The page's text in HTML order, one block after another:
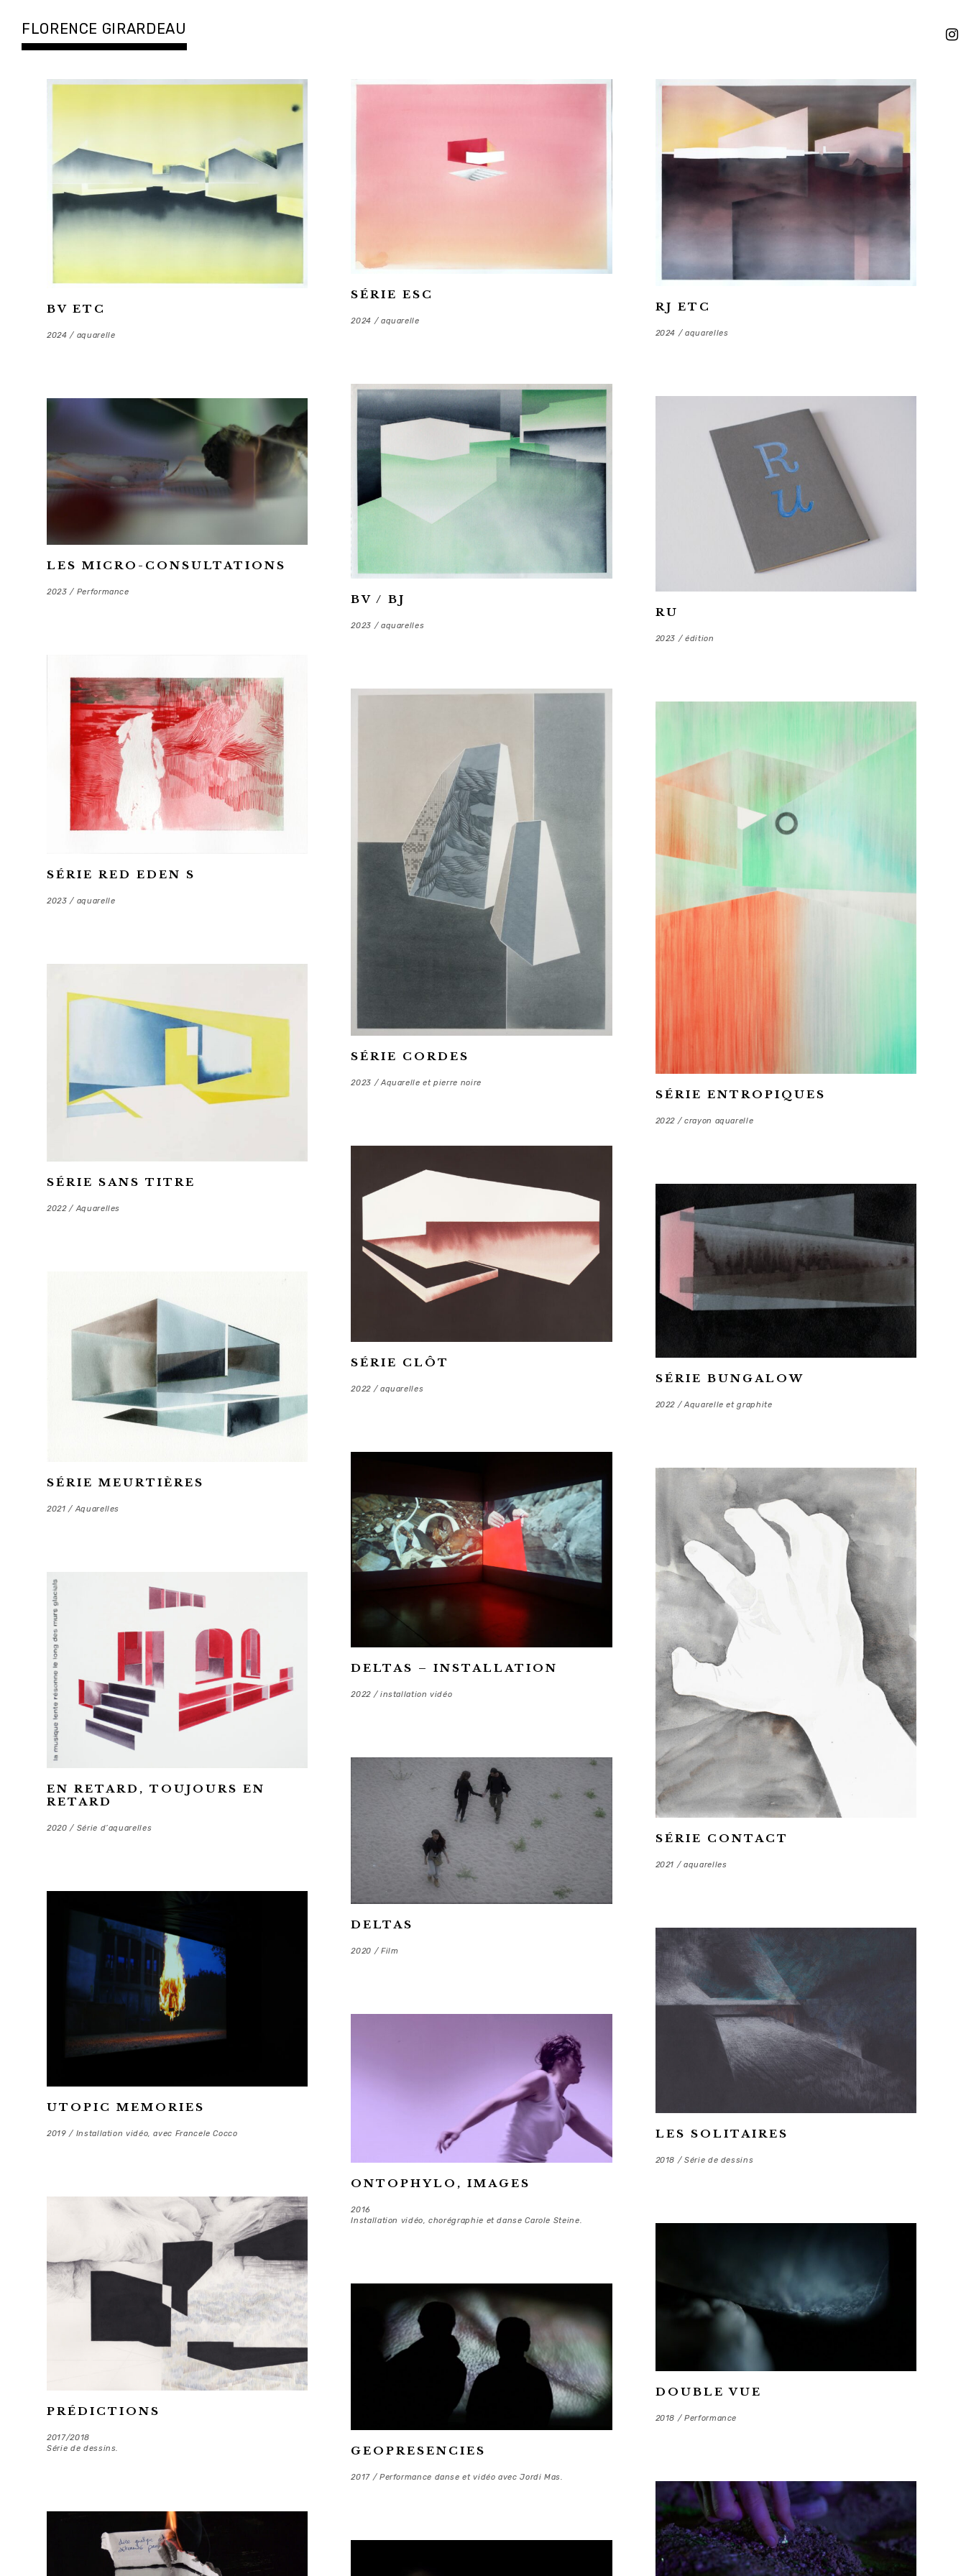
contenu
principal
FLORENCE GIRARDEAU
BV ETC
2024 / aquarelle
SÉRIE ESC
2024 / aquarelle
RJ ETC
2024 / aquarelles
BV / BJ
2023 / aquarelles
RU
2023 / édition
LES MICRO-CONSULTATIONS
2023 / Performance
SÉRIE RED EDEN S
2023 / aquarelle
SÉRIE CORDES
2023 / Aquarelle et pierre noire
SÉRIE ENTROPIQUES
2022 / crayon aquarelle
SÉRIE SANS TITRE
2022 / Aquarelles
SÉRIE CLÔT
2022 / aquarelles
SÉRIE BUNGALOW
2022 / Aquarelle et graphite
SÉRIE MEURTIÈRES
2021 / Aquarelles
DELTAS – INSTALLATION
2022 / installation vidéo
SÉRIE CONTACT
2021 / aquarelles
EN RETARD, TOUJOURS EN
RETARD
2020 / Série d’aquarelles
DELTAS
2020 / Film
UTOPIC MEMORIES
2019 / Installation vidéo, avec Francele Cocco LES SOLITAIRES
2018 / Série de dessins
ONTOPHYLO, IMAGES
2016
Installation vidéo, chorégraphie et danse Carole Steine.
PRÉDICTIONS
2017/2018
Série de dessins.
DOUBLE VUE
2018 / Performance
GEOPRESENCIES
2017 / Performance danse et vidéo avec Jordi Mas.